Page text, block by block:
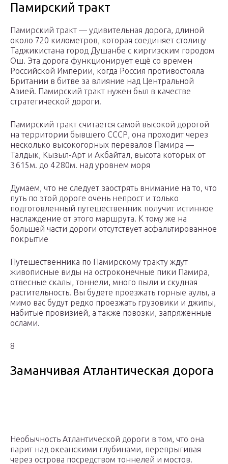
Памирский тракт
Памирский тракт — удивительная дорога, длиной
около 720 километров, которая соединяет столицу
Таджикистана город Душанбе с киргизским городом
Ош. Эта дорога функционирует ещё со времен
Российской Империи, когда Россия противостояла
Британии в битве за влияние над Центральной
Азией. Памирский тракт нужен был в качестве
стратегической дороги.
Памирский тракт считается самой высокой дорогой
на территории бывшего СССР, она проходит через
несколько высокогорных перевалов Памира —
Талдык, Кызыл-Арт и Акбайтал, высота которых от
3 615м. до 4 280м. над уровнем моря
Думаем, что не следует заострять внимание на то, что
путь по этой дороге очень непрост и только
подготовленный путешественник получит истинное
наслаждение от этого маршрута. К тому же на
большей части дороги отсутствует асфальтированное
покрытие
Путешественника по Памирскому тракту ждут
живописные виды на остроконечные пики Памира,
отвесные скалы, тоннели, много пыли и скудная
растительность. Вы будете проезжать горные аулы, а
мимо вас будут редко проезжать грузовики и джипы,
набитые провизией, а также повозки, запряженные
ослами.
8
Заманчивая Атлантическая дорога
Необычность Атлантической дороги в том, что она
парит над океанскими глубинами, перепрыгивая
через острова посредством тоннелей и мостов.